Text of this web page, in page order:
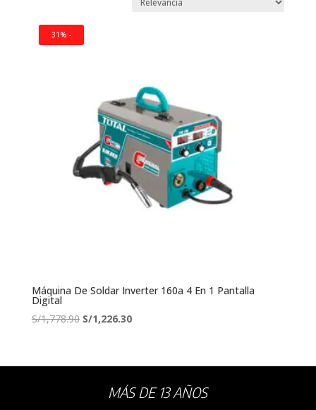
31% -
Máquina De Soldar Inverter 160a 4 En 1 Pantalla
Digital
S/1,778.90 El
era:
S/1,778.90.
S/1,226.30El
es:
MÁS DE 13 AÑOS